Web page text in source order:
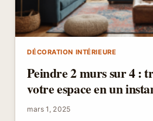
DÉCORATION INTÉRIEURE
Peindre 2 murs sur 4 :
votre espace en un
mars 1, 2025